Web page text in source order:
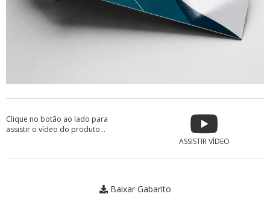
Clique no botão ao lado para
assistir o vídeo do produto...
ASSISTIR VÍDEO
Baixar Gabarito